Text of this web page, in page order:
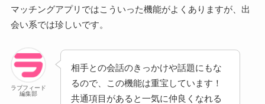
マッチングアプリではこういった機能がよくありますが、出
会い系では珍しいです。
ラブフィード
編集部
相手との会話のきっかけや話題にもな
るので、この機能は重宝しています！
共通項目があると一気に仲良くなれる